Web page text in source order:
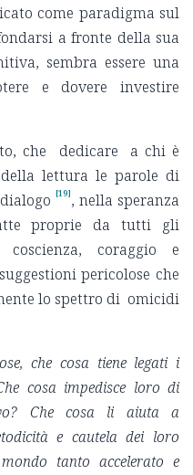
come paradigma sul
a fronte della sua
sembra essere una
e dovere investire
che dedicare a chi è
lettura le parole di
[19], nella speranza
proprie da tutti gli
coraggio e
pericolose che
lo spettro di omicidi
che cosa tiene legati i
cosa impedisce loro di
Che cosa li aiuta a
e cautela dei loro
tanto accelerato e